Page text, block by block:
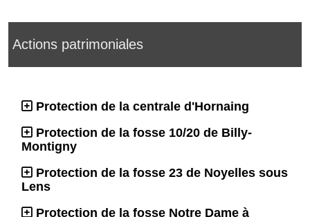
Actions patrimoniales
Protection de la centrale d'Hornaing
Protection de la fosse 10/20 de Billy-
Montigny
Protection de la fosse 23 de Noyelles sous
Lens
Protection de la fosse Notre Dame à